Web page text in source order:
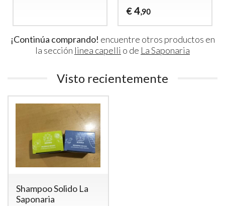
,90
¡Continúa comprando! encuentre otros productos en
la sección linea capelli o de La Saponaria
Visto recientemente
Shampoo Solido La
Saponaria